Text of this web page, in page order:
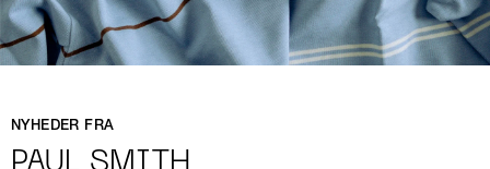
NYHEDER FRA
PAUL SMITH